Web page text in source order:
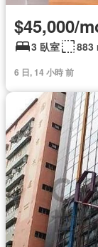
$45,000/
3 臥室 883
6 日, 14 小時 前